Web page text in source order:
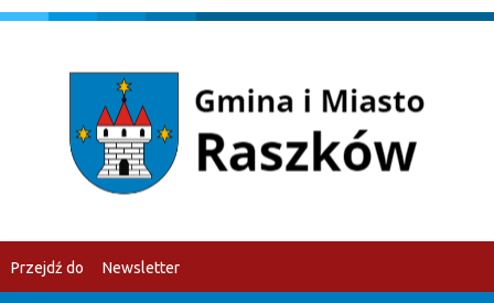
Przejdź do Newsletter